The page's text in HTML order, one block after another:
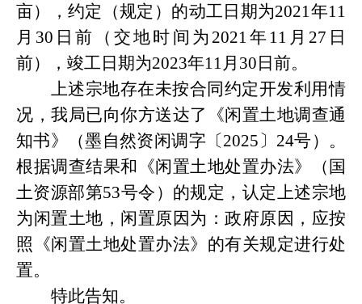
亩） ，约定（规定）的动工日期为2021 年11
月 30 日前 （交地时间为 2021 年 11 月 27 日
前），竣工日期为2023年11 月 30 日前。
上述宗地存在未按合同约定开发利用情
况，我局已向你方送达了
《闲置土地调查通
知书》（墨自然资闲调字〔2025〕24号） 。
根据调查结果和《闲置土地处置办法》（国
土资源部第53号令）的规定，认定上述宗地
为闲置土地，闲置原因为：政府原因，应按
照《闲置土地处置办法》的有关规定进行处
置。
特此告知。